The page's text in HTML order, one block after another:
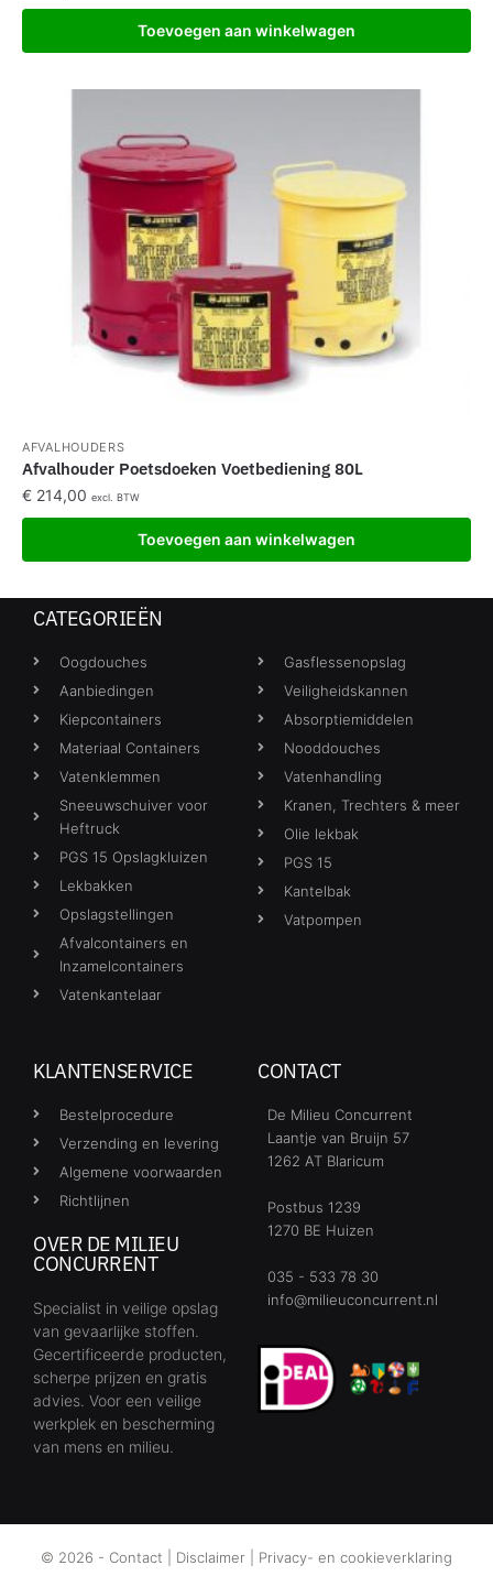
Toevoegen aan winkelwagen
AFVALHOUDERS
Afvalhouder Poetsdoeken Voetbediening 80L
€ 214,00 excl. BTW
Toevoegen aan winkelwagen
CATEGORIEËN
Oogdouches
Aanbiedingen
Kiepcontainers
Materiaal Containers
Vatenklemmen
Sneeuwschuiver voor
Heftruck
PGS 15 Opslagkluizen
Lekbakken
Opslagstellingen
Afvalcontainers en
Inzamelcontainers
Vatenkantelaar
Gasflessenopslag
Veiligheidskannen
Absorptiemiddelen
Nooddouches
Vatenhandling
Kranen, Trechters & meer
Olie lekbak
PGS 15
Kantelbak
Vatpompen
KLANTENSERVICE
Bestelprocedure
Verzending en levering
Algemene voorwaarden
Richtlijnen
OVER DE MILIEU
CONCURRENT
Specialist in veilige opslag
van gevaarlijke stoffen.
Gecertificeerde producten,
scherpe prijzen en gratis
advies. Voor een veilige
werkplek en bescherming
van mens en milieu.
CONTACT
De Milieu Concurrent
Laantje van Bruijn 57
1262 AT Blaricum
Postbus 1239
1270 BE Huizen
035 - 533 78 30
info@milieuconcurrent.nl
© 2026 - Contact Disclaimer Privacy- en cookieverklaring